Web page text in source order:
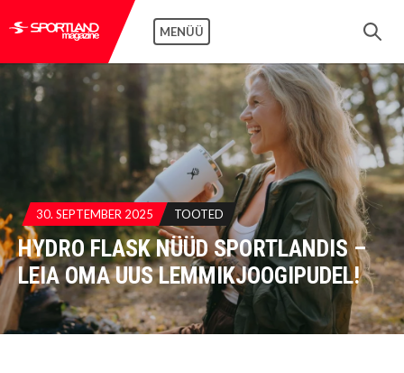
MENÜÜ
30. SEPTEMBER 2025 TOOTED
HYDRO FLASK NÜÜD SPORTLANDIS –
LEIA OMA UUS LEMMIKJOOGIPUDEL!